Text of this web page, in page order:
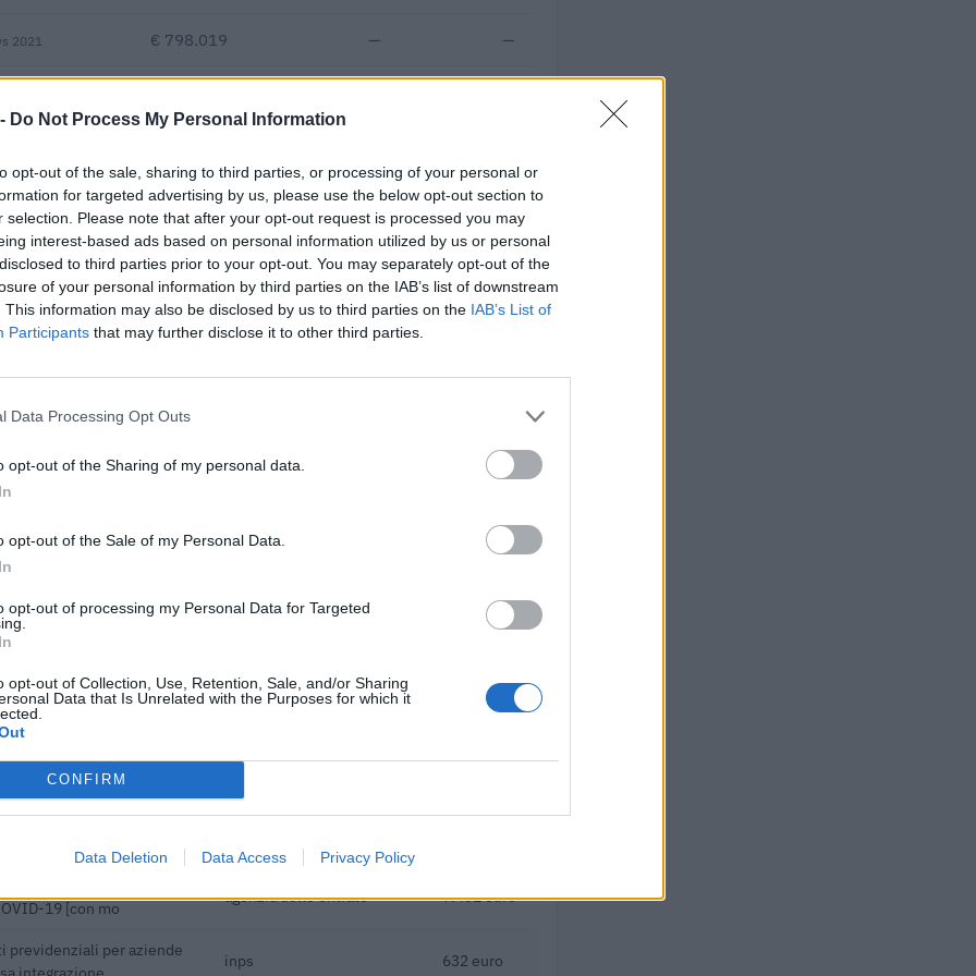
Do Not Process My Personal Information
opt-out of the sale, sharing to third parties, or processing of your personal or
for targeted advertising by us, please use the below opt-out section to
selection. Please note that after your opt-out request is processed you may
interest-based ads based on personal information utilized by us or personal
to third parties prior to your opt-out. You may separately opt-out of the
of your personal information by third parties on the IAB’s list of downstream
This information may also be disclosed by us to third parties on the IAB’s List of
Participants that may further disclose it to other third parties.
Data Processing Opt Outs
opt-out of the Sharing of my personal data.
opt-out of the Sale of my Personal Data.
opt-out of processing my Personal Data for Targeted
opt-out of Collection, Use, Retention, Sale, and/or Sharing
Data that Is Unrelated with the Purposes for which it
CONFIRM
Data Deletion Data Access Privacy Policy
2021 € 798.019 — —
€ 341.610
Fatturato per dipendente
pubblici per un totale di 353.615 euro (2021–2026).
elettrica da fonti
1.2 p
GSE – Gestore Servizi
51.446 euro
nel bienni
inps 5.271 euro
nel bienni
inps 4.476 euro
per nuove
nel bienni
ai sensi della decisione
SA 101076)
vouchers for SMEs
a seguito della crisi
19 [con mo
agenzia delle entrate 7.431 euro
previdenziali per aziende
inps 632 euro